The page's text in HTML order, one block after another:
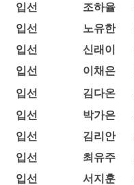
입선
조하율
입선
노유한
입선
신래이
입선
이채은
입선
김다온
입선
박가은
입선
김리안
입선
최유주
입선
서지훈